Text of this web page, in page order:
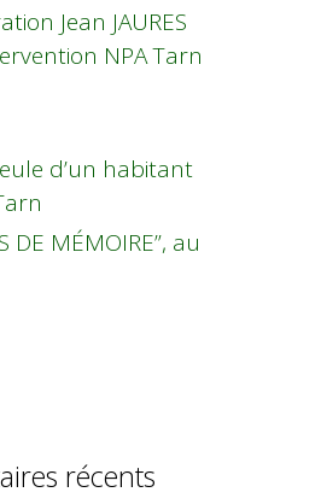
Jean JAURES
NPA Tarn
d’un habitant
DE MÉMOIRE”, au
récents